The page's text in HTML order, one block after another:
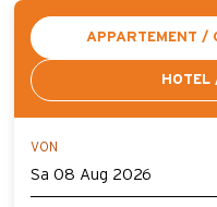
APPARTEMENT /
HOTEL
VON